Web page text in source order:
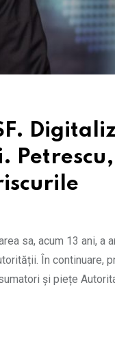
Petrescu,
sa, acum 13 ani, a
În continuare,
și piețe